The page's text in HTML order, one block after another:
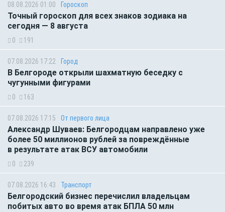
08.08.2026 01:00 Гороскоп
Точный гороскоп для всех знаков зодиака на
сегодня — 8 августа
0 191
07.08.2026 17:22 Город
В Белгороде открыли шахматную беседку с
чугунными фигурами
0 163
07.08.2026 17:15 От первого лица
Александр Шуваев: Белгородцам направлено уже
более 50 миллионов рублей за повреждённые
в результате атак ВСУ автомобили
0 239
07.08.2026 16:43 Транспорт
Белгородский бизнес перечислил владельцам
побитых авто во время атак БПЛА 50 млн